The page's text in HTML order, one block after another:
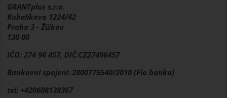
GRANTplus s.r.o.
Kubelíkova 1224/42
Praha 3 - Žižkov
130 00
IČO: 274 96 457, DIČ:CZ27496457
Bankovní spojení: 2800775540/2010 (Fio banka)
tel: +420608138367